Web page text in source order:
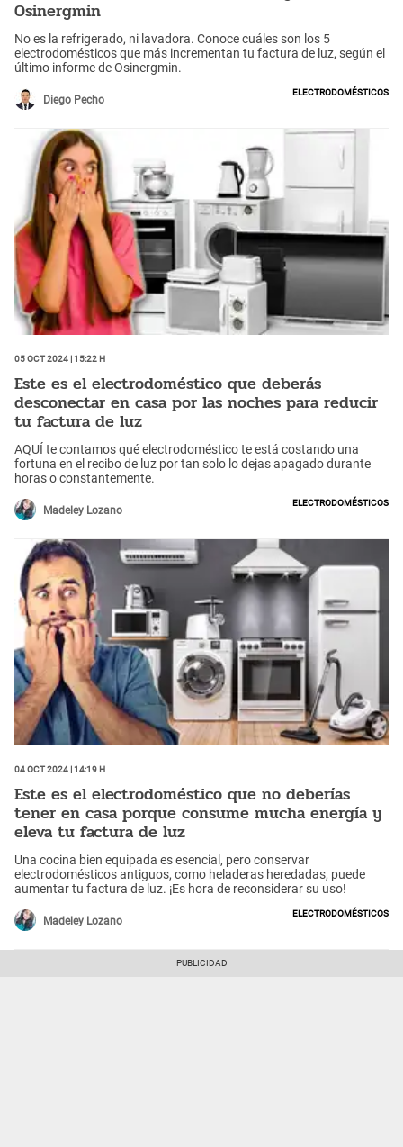
Osinergmin
No es la refrigerado, ni lavadora. Conoce cuáles son los 5
electrodomésticos que más incrementan tu factura de luz, según el
último informe de Osinergmin.
Diego Pecho
Electrodomésticos
05 Oct 2024 | 15:22 h
Este es el electrodoméstico que deberás
desconectar en casa por las noches para reducir
tu factura de luz
AQUÍ te contamos qué electrodoméstico te está costando una
fortuna en el recibo de luz por tan solo lo dejas apagado durante
horas o constantemente.
Madeley Lozano
Electrodomésticos
04 Oct 2024 | 14:19 h
Este es el electrodoméstico que no deberías
tener en casa porque consume mucha energía y
eleva tu factura de luz
Una cocina bien equipada es esencial, pero conservar
electrodomésticos antiguos, como heladeras heredadas, puede
aumentar tu factura de luz. ¡Es hora de reconsiderar su uso!
Madeley Lozano
Electrodomésticos